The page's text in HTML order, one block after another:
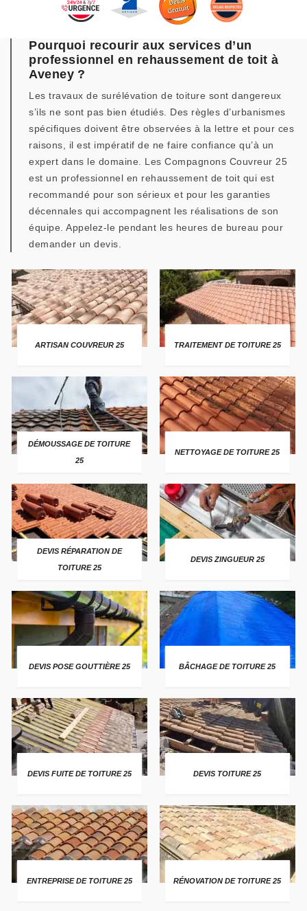
Pourquoi recourir aux services d’un
professionnel en rehaussement de toit à
Aveney ?
Les travaux de surélévation de toiture sont dangereux
s’ils ne sont pas bien étudiés. Des règles d’urbanismes
spécifiques doivent être observées à la lettre et pour ces
raisons, il est impératif de ne faire confiance qu’à un
expert dans le domaine. Les Compagnons Couvreur 25
est un professionnel en rehaussement de toit qui est
recommandé pour son sérieux et pour les garanties
décennales qui accompagnent les réalisations de son
équipe. Appelez-le pendant les heures de bureau pour
demander un devis.
ARTISAN COUVREUR 25 TRAITEMENT DE TOITURE 25
DÉMOUSSAGE DE TOITURE
25
NETTOYAGE DE TOITURE 25
DEVIS RÉPARATION DE
TOITURE 25
DEVIS ZINGUEUR 25
DEVIS POSE GOUTTIÈRE 25 BÂCHAGE DE TOITURE 25
DEVIS FUITE DE TOITURE 25 DEVIS TOITURE 25
ENTREPRISE DE TOITURE 25 RÉNOVATION DE TOITURE 25